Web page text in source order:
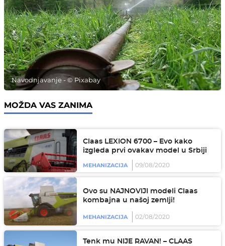
Navodnjavanje - © Pixabay
MOŽDA VAS ZANIMA
Claas LEXION 6700 – Evo kako
izgleda prvi ovakav model u Srbiji
MEHANIZACIJA 09/08/2020
Ovo su NAJNOVIJI modeli Claas
kombajna u našoj zemlji!
MEHANIZACIJA 02/08/2020
Tenk mu NIJE RAVAN! – CLAAS